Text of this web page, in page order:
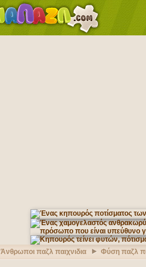
Άνθρωποι παζλ παιχνιδια Φύση παζλ